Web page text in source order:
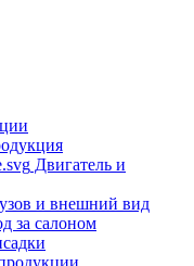
Двигатель и
и внешний вид
за салоном